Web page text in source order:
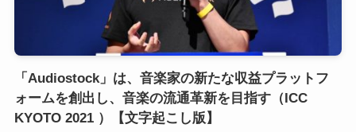
「Audiostock」は、音楽家の新たな収益プラットフ
ォームを創出し、音楽の流通革新を目指す（ICC
KYOTO 2021 ）【文字起こし版】